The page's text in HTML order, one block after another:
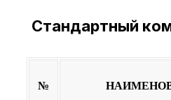
Стандартный
№